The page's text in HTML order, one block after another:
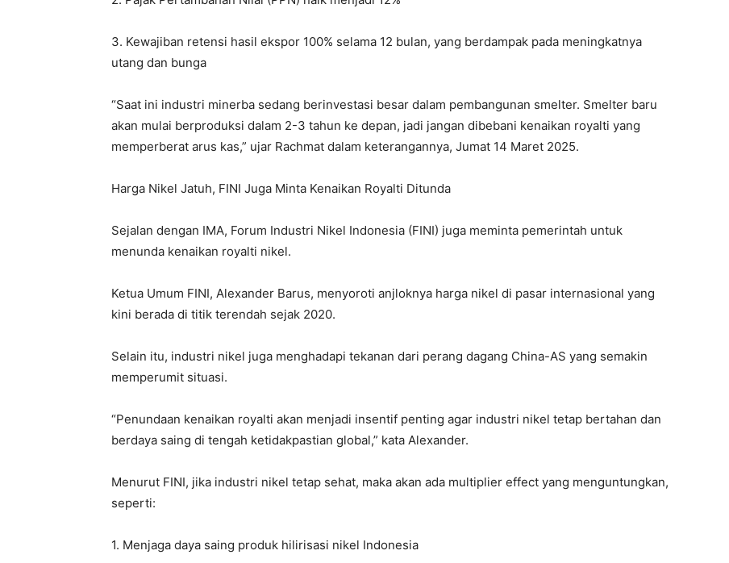
3. Kewajiban retensi hasil ekspor 100% selama 12 bulan, yang berdampak pada meningkatnya
utang dan bunga
“Saat ini industri minerba sedang berinvestasi besar dalam pembangunan smelter. Smelter baru
akan mulai berproduksi dalam 2-3 tahun ke depan, jadi jangan dibebani kenaikan royalti yang
memperberat arus kas,” ujar Rachmat dalam keterangannya, Jumat 14 Maret 2025.
Harga Nikel Jatuh, FINI Juga Minta Kenaikan Royalti Ditunda
Sejalan dengan IMA, Forum Industri Nikel Indonesia (FINI) juga meminta pemerintah untuk
menunda kenaikan royalti nikel.
Ketua Umum FINI, Alexander Barus, menyoroti anjloknya harga nikel di pasar internasional yang
kini berada di titik terendah sejak 2020.
Selain itu, industri nikel juga menghadapi tekanan dari perang dagang China-AS yang semakin
memperumit situasi.
“Penundaan kenaikan royalti akan menjadi insentif penting agar industri nikel tetap bertahan dan
berdaya saing di tengah ketidakpastian global,” kata Alexander.
Menurut FINI, jika industri nikel tetap sehat, maka akan ada multiplier effect yang menguntungkan,
seperti:
1. Menjaga daya saing produk hilirisasi nikel Indonesia